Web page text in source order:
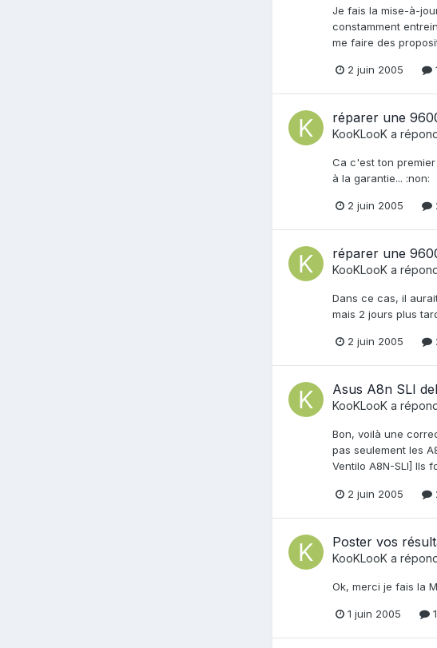
Je fais la mise-à-
constamment
me faire des
2 juin 2005
réparer une
KooKLooKa
Ca c'est ton
à la garantie... :non:
2 juin 2005
réparer une
KooKLooKa
Dans ce cas, il
mais 2 jours plus
2 juin 2005
Asus A8n SLI
KooKLooKa
Bon, voilà une
pas seulement les
Ventilo A8N-SLI] Ils
2 juin 2005
Poster vos
KooKLooKa
Ok, merci je fais la
1 juin 2005